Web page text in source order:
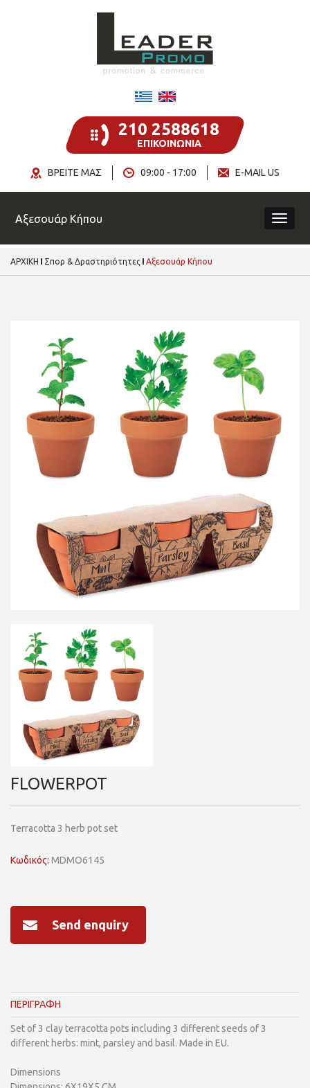
210 2588618
ΕΠΙΚΟΙΝΩΝΙΑ
E-MAIL US
09:00 - 17:00
ΒΡΕΙΤΕ ΜΑΣ
Αξεσουάρ Κήπου
ΑΡΧΙΚΗ Σπορ & Δραστηριότητες Αξεσουάρ Κήπου
FLOWERPOT
Terracotta 3 herb pot set
Κωδικός: MDMO6145
Send enquiry
ΠΕΡΙΓΡΑΦΗ
Set of 3 clay terracotta pots including 3 different seeds of 3
different herbs: mint, parsley and basil. Made in EU.
Dimensions